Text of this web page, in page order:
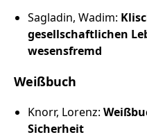
Sagladin, Wadim:
gesellschaftlichen
wesensfremd
Weißbuch
Knorr, Lorenz:
Sicherheit